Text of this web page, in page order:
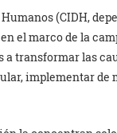
(CIDH,
el marco de la
transformar las
implementar